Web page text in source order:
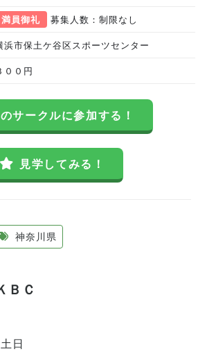
満員御礼 募集人数：制限なし
浜市保土ケ谷区スポーツセンター
００円
サークルに参加する！
見学してみる！
神奈川県
ＢＣ
日